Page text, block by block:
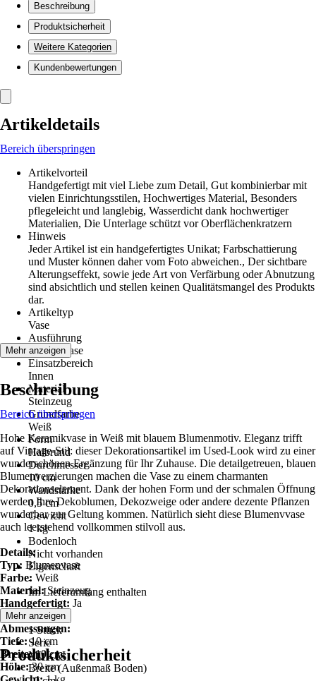
Beschreibung
Produktsicherheit
Weitere Kategorien
Kundenbewertungen
Artikeldetails
Bereich überspringen
Artikelvorteil
Handgefertigt mit viel Liebe zum Detail, Gut kombinierbar mit
vielen Einrichtungsstilen, Hochwertiges Material, Besonders
pflegeleicht und langlebig, Wasserdicht dank hochwertiger
Materialien, Die Unterlage schützt vor Oberflächenkratzern
Hinweis
Jeder Artikel ist ein handgefertigtes Unikat; Farbschattierung
und Muster können daher vom Foto abweichen., Der sichtbare
Alterungseffekt, sowie jede Art von Verfärbung oder Abnutzung
sind absichtlich und stellen keinen Qualitätsmangel des Produkts
dar.
Artikeltyp
Vase
Ausführung
Blumenvase
Einsatzbereich
Innen
Material
Steinzeug
Grundfarbe
Weiß
Form
Halbrund
Durchmesser
10 cm
Wandstärke
0,5 cm
Gewicht
1 kg
Bodenloch
Nicht vorhanden
Eigenschaft
-
Im Lieferumfang enthalten
-
Inhalt
1 Stück
Serie
MULAI
Breite (Außenmaß Boden)
Mehr anzeigen
Beschreibung
Bereich überspringen
Hohe Keramikvase in Weiß mit blauem Blumenmotiv. Eleganz trifft
auf Vintage-Stil: dieser Dekorationsartikel im Used-Look wird zu einer
wunderschönen Ergänzung für Ihr Zuhause. Die detailgetreuen, blauen
Blumenverzierungen machen die Vase zu einem charmanten
Dekorationselement. Dank der hohen Form und der schmalen Öffnung
werden Ihre Dekoblumen, Dekozweige oder andere dezente Pflanzen
wunderbar zur Geltung kommen. Natürlich sieht diese Blumenvvase
auch leerstehend vollkommen stilvoll aus.
Details:
Typ: Blumenvase
Farbe: Weiß
Material:Steinzeug
Handgefertigt: Ja
Abmessungen:
Tiefe:10 cm
Breite:10 cm
Höhe:30 cm
Mehr anzeigen
Produktsicherheit